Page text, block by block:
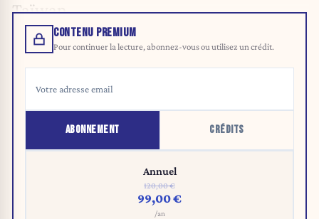
Taïwan.
CONTENU PREMIUM
Pour continuer la lecture, abonnez-vous ou utilisez un crédit.
ABONNEMENT CRÉDITS
Annuel
120,00 €
99,00 €
/an